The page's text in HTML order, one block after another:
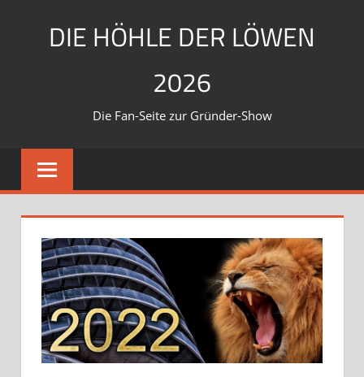
DIE HÖHLE DER LÖWEN
2026
Die Fan-Seite zur Gründer-Show